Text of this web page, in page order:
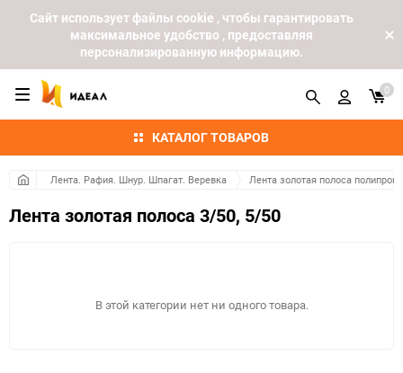
Cайт использует файлы cookie , чтобы гарантировать
максимальное удобство , предоставляя
персонализированную информацию.
КАТАЛОГ ТОВАРОВ
0
Лента. Рафия. Шнур. Шпагат. Веревка Лента золотая полоса
Лента золотая полоса 3/50, 5/50
В этой категории нет ни одного товара.